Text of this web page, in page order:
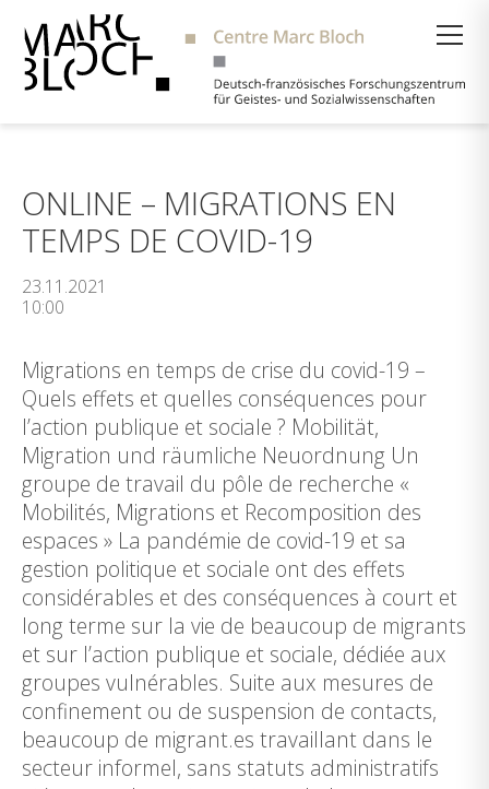
ONLINE – MIGRATIONS EN
TEMPS DE COVID-19
23.11.2021
10:00
Migrations en temps de crise du covid-19 –
Quels effets et quelles conséquences pour
l’action publique et sociale ? Mobilität,
Migration und räumliche Neuordnung Un
groupe de travail du pôle de recherche «
Mobilités, Migrations et Recomposition des
espaces » La pandémie de covid-19 et sa
gestion politique et sociale ont des effets
considérables et des conséquences à court et
long terme sur la vie de beaucoup de migrants
et sur l’action publique et sociale, dédiée aux
groupes vulnérables. Suite aux mesures de
confinement ou de suspension de contacts,
beaucoup de migrant.es travaillant dans le
secteur informel, sans statuts administratifs